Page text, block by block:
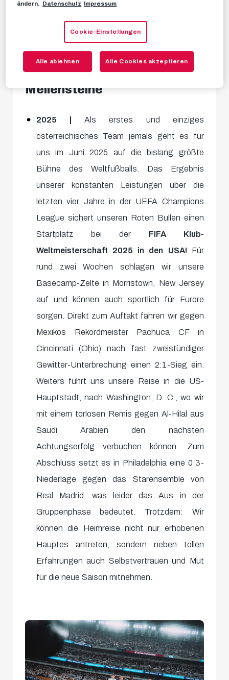
Teilnahme an der FIFA Klub-
Weltmeisterschaft
2025
Meilensteine
2025 |Als erstes und einziges
österreichisches Team jemals geht es für
uns im Juni 2025 auf die bislang größte
Bühne des Weltfußballs. Das Ergebnis
unserer konstanten Leistungen über die
letzten vier Jahre in der UEFA Champions
League sichert unseren Roten Bullen einen
Startplatz bei der FIFA Klub-
Weltmeisterschaft 2025 in den USA! Für
rund zwei Wochen schlagen wir unsere
Basecamp-Zelte in Morristown, New Jersey
auf und können auch sportlich für Furore
sorgen. Direkt zum Auftakt fahren wir gegen
Mexikos Rekordmeister Pachuca CF in
Cincinnati (Ohio) nach fast zweistündiger
Gewitter-Unterbrechung einen 2:1-Sieg ein.
Weiters führt uns unsere Reise in die US-
Hauptstadt, nach Washington, D. C., wo wir
mit einem torlosen Remis gegen Al-Hilal aus
Saudi Arabien den nächsten
Achtungserfolg verbuchen können. Zum
Abschluss setzt es in Philadelphia eine 0:3-
Niederlage gegen das Starensemble von
Real Madrid, was leider das Aus in der
Gruppenphase bedeutet. Trotzdem: Wir
können die Heimreise nicht nur erhobenen
Hauptes antreten, sondern neben tollen
Erfahrungen auch Selbstvertrauen und Mut
für die neue Saison mitnehmen.
ändern.
Datenschutz Impressum
Cookie-Einstellungen
Alle ablehnen Alle Cookies akzeptieren